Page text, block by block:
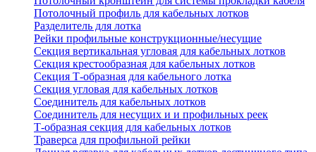
Потолочный профиль для кабельных лотков
Разделитель для лотка
Рейки профильные конструкционные/несущие
Секция вертикальная угловая для кабельных лотков
Секция крестообразная для кабельных лотков
Секция Т-образная для кабельного лотка
Секция угловая для кабельных лотков
Соединитель для кабельных лотков
Соединитель для несущих и и профильных реек
Т-образная секция для кабельных лотков
Траверса для профильной рейки